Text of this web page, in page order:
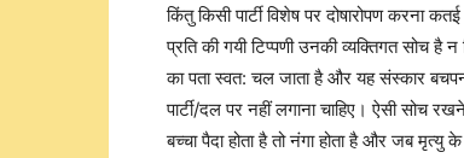
किंतु किसी पार्टी विशेष पर दोषारोपण करना
प्रति की गयी टिप्पणी उनकी व्यक्तिगत सोच
का पता स्वत: चल जाता है और यह संस्कार
पार्टी/दल पर नहीं लगाना चाहिए। ऐसी सोच
बच्चा पैदा होता है तो नंगा होता है और जब